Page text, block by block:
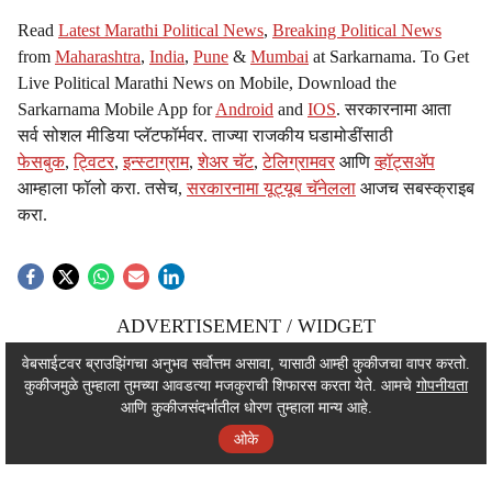
Read Latest Marathi Political News, Breaking Political News
from Maharashtra, India, Pune & Mumbai at Sarkarnama. To Get
Live Political Marathi News on Mobile, Download the
Sarkarnama Mobile App forAndroid and IOS. सरकारनामा आता
सर्व सोशल मीडिया प्लॅटफॉर्मवर. ताज्या राजकीय घडामोडींसाठी
फेसबुक,ट्विटर,इन्स्टाग्राम,शेअर चॅट,टेलिग्रामवर आणिव्हॉट्सॲप
आम्हाला फॉलो करा. तसेच,सरकारनामा यूट्यूब चॅनेलला आजच सबस्क्राइब
करा.
ADVERTISEMENT / WIDGET
ADVERTISEMENT / WIDGET
ADVERTISEMENT / WIDGET
वेबसाईटवर ब्राउझिंगचा अनुभव सर्वोत्तम असावा, यासाठी आम्ही कुकीजचा वापर करतो.
कुकीजमुळे तुम्हाला तुमच्या आवडत्या मजकुराची शिफारस करता येते. आमचे गोपनीयता
आणि कुकीजसंदर्भातील धोरण तुम्हाला मान्य आहे.
ओके